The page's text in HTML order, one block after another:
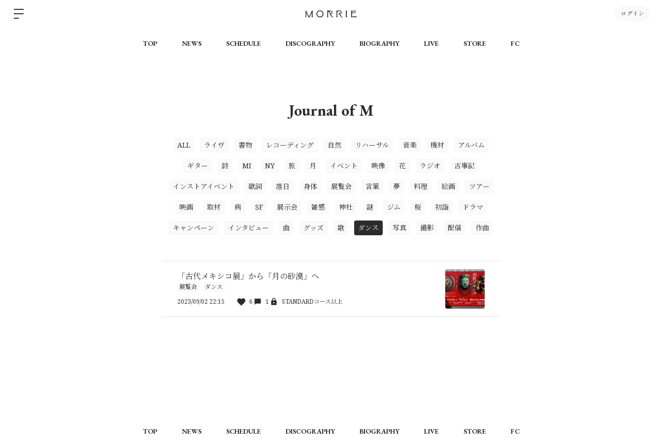
ログイン
TOP NEWS SCHEDULE DISCOGRAPHY BIOGRAPHY LIVE STORE FC
Journal of M
ALL ライヴ 書物 レコーディング 自然 リハーサル 音楽 機材 アルバム
ギター 詩 MI NY 旅 月 イベント 映像 花 ラジオ 古事記
インストアイベント 歌詞 落日 身体 展覧会 言葉 夢 料理 絵画 ツアー
映画 取材 病 SF 展示会 雑感 神社 謎 ジム 桜 初詣 ドラマ
キャンペーン インタビュー 曲 グッズ 歌 ダンス 写真 撮影 配信 作曲
「古代メキシコ展」から「月の砂漠」へ
展覧会
ダンス
2023/09/02 22:15
6 1 STANDARDコース以上
TOP NEWS SCHEDULE DISCOGRAPHY BIOGRAPHY LIVE STORE FC